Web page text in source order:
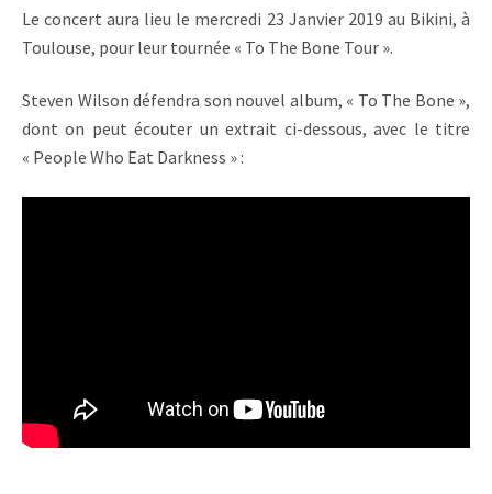
Le concert aura lieu le mercredi 23 Janvier 2019 au Bikini, à
Toulouse, pour leur tournée « To The Bone Tour ».
Steven Wilson défendra son nouvel album, « To The Bone »,
dont on peut écouter un extrait ci-dessous, avec le titre
« People Who Eat Darkness » :